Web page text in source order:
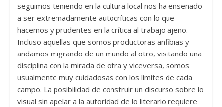
seguimos teniendo en la cultura local nos ha enseñado
a ser extremadamente autocríticas con lo que
hacemos y prudentes en la crítica al trabajo ajeno.
Incluso aquellas que somos productoras anfibias y
andamos migrando de un mundo al otro, visitando una
disciplina con la mirada de otra y viceversa, somos
usualmente muy cuidadosas con los límites de cada
campo. La posibilidad de construir un discurso sobre lo
visual sin apelar a la autoridad de lo literario requiere